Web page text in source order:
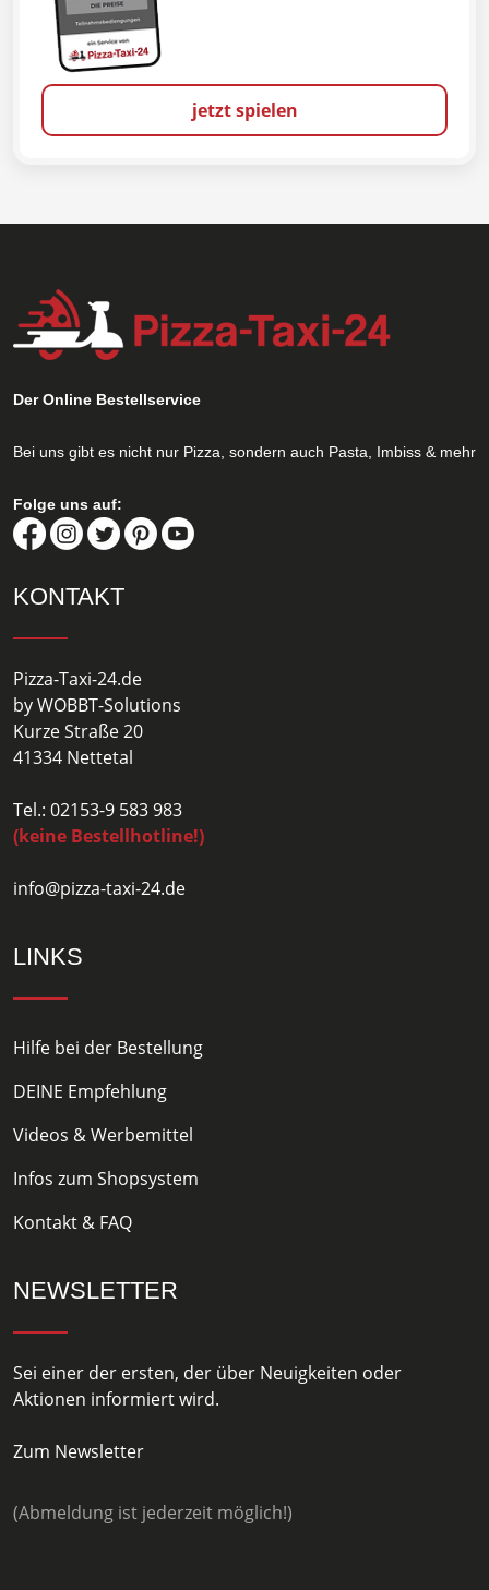
jetzt spielen
Der Online Bestellservice
Bei uns gibt es nicht nur Pizza, sondern auch Pasta, Imbiss & mehr
Folge uns auf:
KONTAKT
Pizza-Taxi-24.de
by WOBBT-Solutions
Kurze Straße 20
41334 Nettetal
Tel.: 02153-9 583 983
(keine Bestellhotline!)
info@pizza-taxi-24.de
LINKS
Hilfe bei der Bestellung
DEINE Empfehlung
Videos & Werbemittel
Infos zum Shopsystem
Kontakt & FAQ
NEWSLETTER
Sei einer der ersten, der über Neuigkeiten oder
Aktionen informiert wird.
Zum Newsletter
(Abmeldung ist jederzeit möglich!)